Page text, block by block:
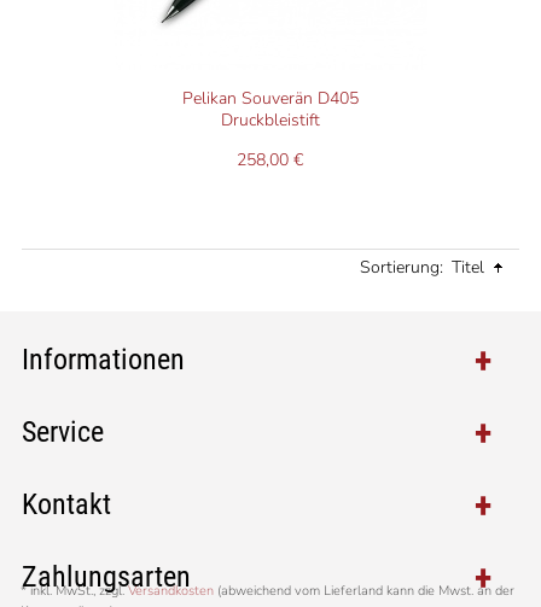
Pelikan Souverän D405
Druckbleistift
258,00 €
Sortierung: Titel
Informationen
Service
Kontakt
Zahlungsarten
*inkl. MwSt., zzgl.Versandkosten (abweichend vom Lieferland kann die Mwst. an der